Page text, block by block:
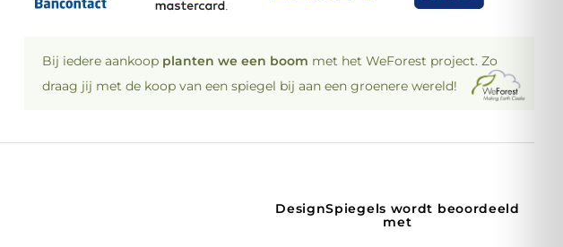
Bij iedere aankoop planten we een boom met het WeForest project. Zo
draag jij met de koop van een spiegel bij aan een groenere wereld!
DesignSpiegels wordt beoordeeld
met